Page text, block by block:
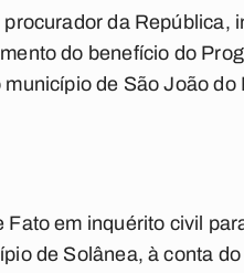
da República,
do benefício do
de São João do
em inquérito civil
de Solânea, à conta